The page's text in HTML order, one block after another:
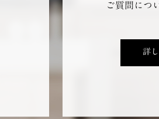
ご質問につ
詳